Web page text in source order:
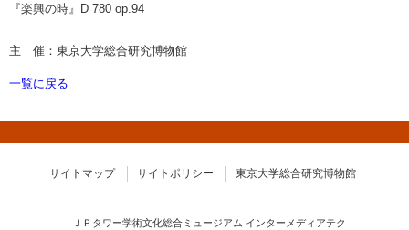
サイトマップ サイトポリシー 東京大学総合研究博物館
ＪＰタワー学術文化総合ミュージアム インターメディアテク
『楽興の時』D 780 op.94
主 催：東京大学総合研究博物館
一覧に戻る